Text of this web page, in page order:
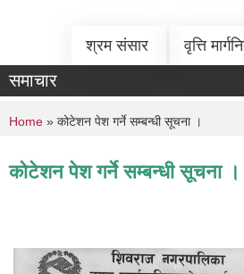
श्रम संसार वृत्ति
समाचार
You are here
Home » कोटेशन पेश गर्ने सम्बन्धी सूचना ।
कोटेशन पेश गर्ने सम्बन्धी सूचना ।